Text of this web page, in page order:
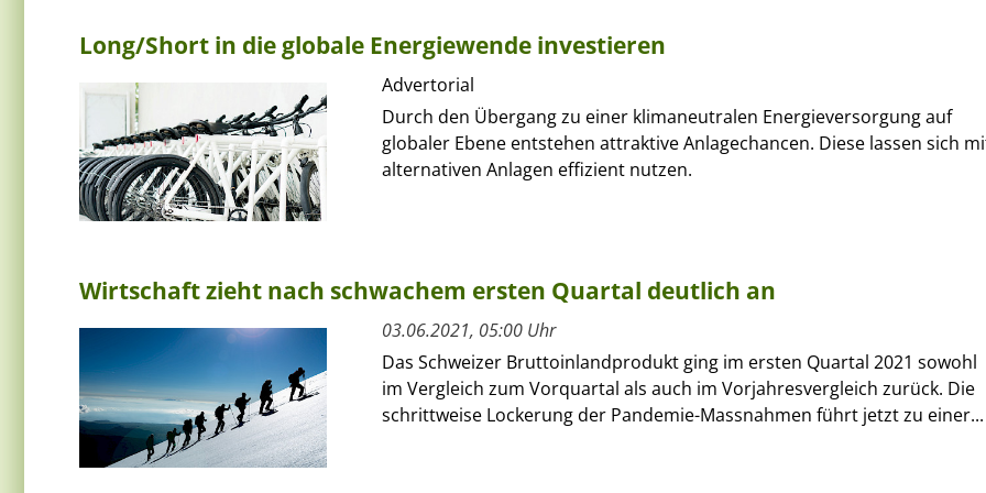
Long/Short in die globale Energiewende investieren
Advertorial
Durch den Übergang zu einer klimaneutralen Energieversorgung auf
globaler Ebene entstehen attraktive Anlagechancen. Diese lassen sich
alternativen Anlagen effizient nutzen.
Wirtschaft zieht nach schwachem ersten Quartal deutlich an
03.06.2021, 05:00 Uhr
Das Schweizer Bruttoinlandprodukt ging im ersten Quartal 2021 sowohl
im Vergleich zum Vorquartal als auch im Vorjahresvergleich zurück. Die
schrittweise Lockerung der Pandemie-Massnahmen führt jetzt zu einer...